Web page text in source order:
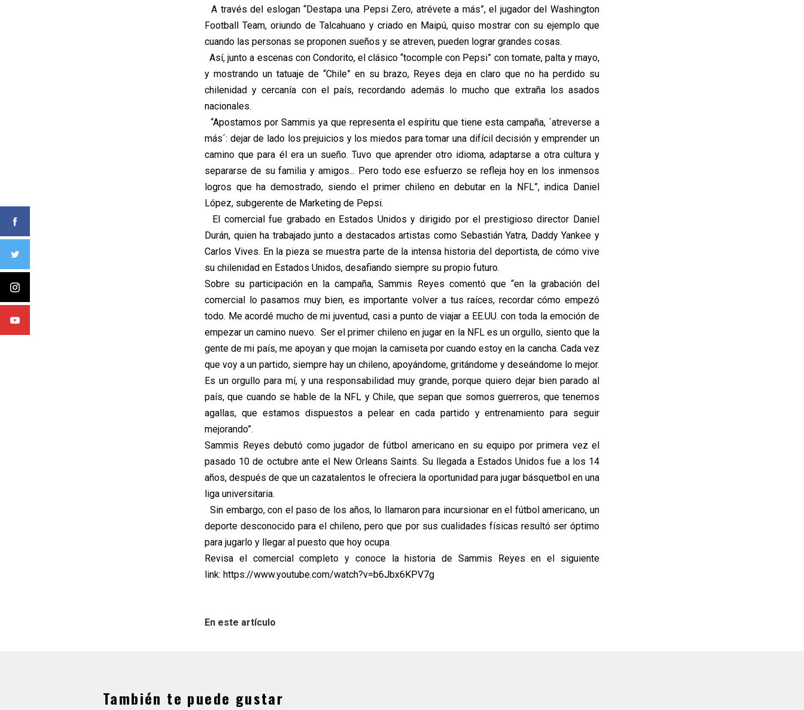
A través del eslogan “Destapa una Pepsi Zero, atrévete a más”, el jugador del Washington
Football Team, oriundo de Talcahuano y criado en Maipú, quiso mostrar con su ejemplo que
cuando las personas se proponen sueños y se atreven, pueden lograr grandes cosas.
Así, junto a escenas con Condorito, el clásico “tocomple con Pepsi” con tomate, palta y mayo,
y mostrando un tatuaje de “Chile” en su brazo, Reyes deja en claro que no ha perdido su
chilenidad y cercanía con el país, recordando además lo mucho que extraña los asados
nacionales.
“Apostamos por Sammis ya que representa el espíritu que tiene esta campaña, ´atreverse a
más´: dejar de lado los prejuicios y los miedos para tomar una difícil decisión y emprender un
camino que para él era un sueño. Tuvo que aprender otro idioma, adaptarse a otra cultura y
separarse de su familia y amigos... Pero todo ese esfuerzo se refleja hoy en los inmensos
logros que ha demostrado, siendo el primer chileno en debutar en la NFL”, indica Daniel
López, subgerente de Marketing de Pepsi.
El comercial fue grabado en Estados Unidos y dirigido por el prestigioso director Daniel
Durán, quien ha trabajado junto a destacados artistas como Sebastián Yatra, Daddy Yankee y
Carlos Vives. En la pieza se muestra parte de la intensa historia del deportista, de cómo vive
su chilenidad en Estados Unidos, desafiando siempre su propio futuro.
Sobre su participación en la campaña, Sammis Reyes comentó que “en la grabación del
comercial lo pasamos muy bien, es importante volver a tus raíces, recordar cómo empezó
todo. Me acordé mucho de mi juventud, casi a punto de viajar a EE.UU. con toda la emoción de
empezar un camino nuevo. Ser el primer chileno en jugar en la NFL es un orgullo, siento que la
gente de mi país, me apoyan y que mojan la camiseta por cuando estoy en la cancha. Cada vez
que voy a un partido, siempre hay un chileno, apoyándome, gritándome y deseándome lo mejor.
Es un orgullo para mí, y una responsabilidad muy grande, porque quiero dejar bien parado al
país, que cuando se hable de la NFL y Chile, que sepan que somos guerreros, que tenemos
agallas, que estamos dispuestos a pelear en cada partido y entrenamiento para seguir
mejorando”.
Sammis Reyes debutó como jugador de fútbol americano en su equipo por primera vez el
pasado 10 de octubre ante el New Orleans Saints. Su llegada a Estados Unidos fue a los 14
años, después de que un cazatalentos le ofreciera la oportunidad para jugar básquetbol en una
liga universitaria.
Sin embargo, con el paso de los años, lo llamaron para incursionar en el fútbol americano, un
deporte desconocido para el chileno, pero que por sus cualidades físicas resultó ser óptimo
para jugarlo y llegar al puesto que hoy ocupa.
Revisa el comercial completo y conoce la historia de Sammis Reyes en el siguiente
link: https://www.youtube.com/watch?v=b6Jbx6KPV7g
En este artículo
También te puede gustar